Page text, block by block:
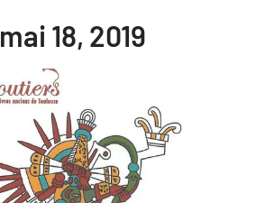
mai 18, 2019